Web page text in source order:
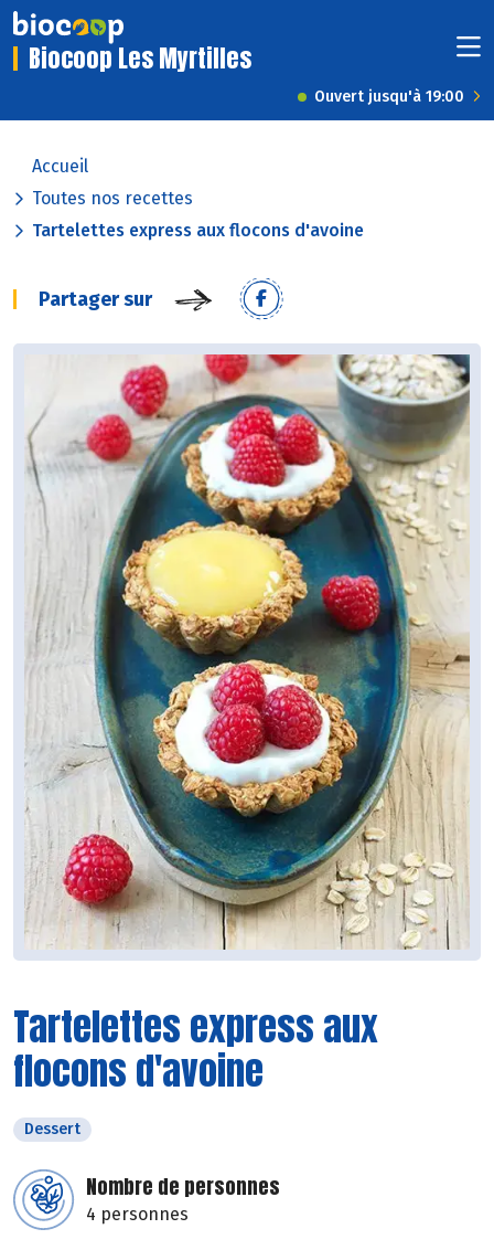
Biocoop Les Myrtilles
Ouvert jusqu'à 19:00
Accueil
Toutes nos recettes
Tartelettes express aux flocons d'avoine
Partager sur
Tartelettes express aux
flocons d'avoine
Dessert
Nombre de personnes
4 personnes